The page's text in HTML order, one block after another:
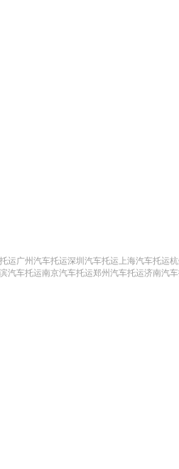
运广州汽车托运深圳汽车托运 上海汽车托运
汽车托运南京汽车托运郑州汽车托运济南汽